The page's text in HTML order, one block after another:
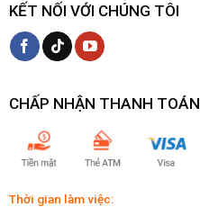
KẾT NỐI VỚI CHÚNG TÔI
CHẤP NHẬN THANH TOÁN
Thời gian làm việc: